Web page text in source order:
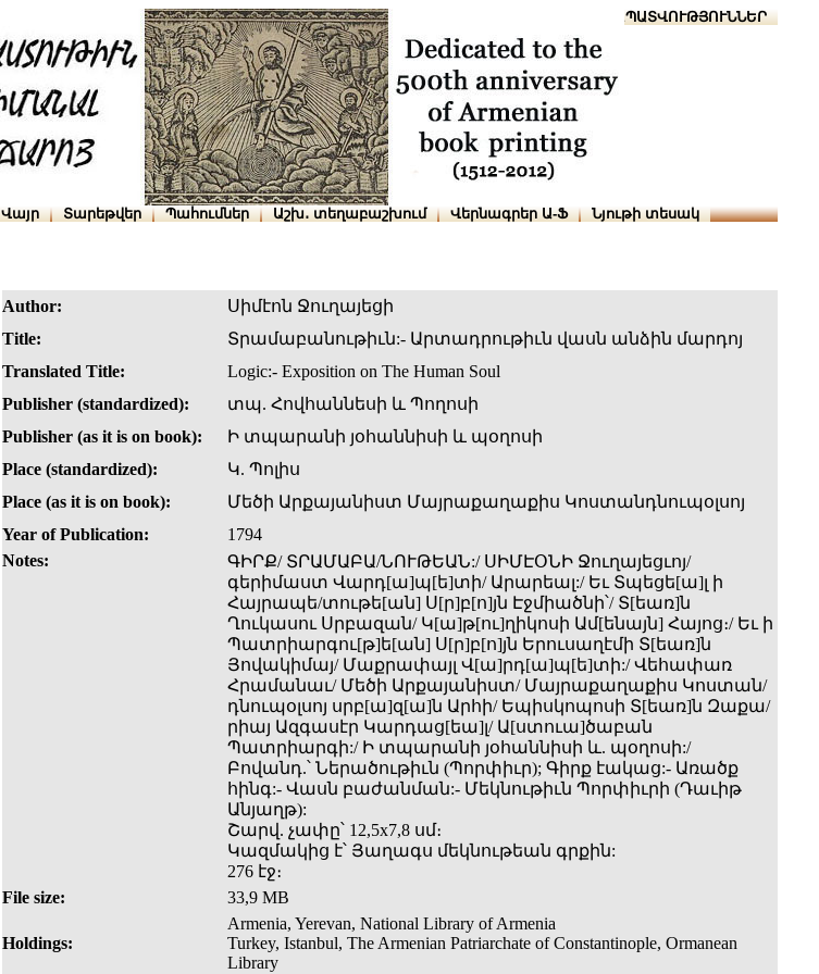
ՆԱԽԱՊԱՏՎՈՒԹՅՈՒՆՆԵՐ
Վայր Տարեթվեր Պահումներ Աշխ․ տեղաբաշխում Վերնագրեր Ա-Ֆ Նյութի տեսակ
Author:
Սիմէոն Ջուղայեցի
Title:
Տրամաբանութիւն:- Արտադրութիւն վասն անձին մարդոյ
Translated Title:
Logic:- Exposition on The Human Soul
Publisher (standardized):
տպ. Հովհաննեսի և Պողոսի
Publisher (as it is on book):
Ի տպարանի յօհաննիսի և պօղոսի
Place (standardized):
Կ. Պոլիս
Place (as it is on book):
Մեծի Արքայանիստ Մայրաքաղաքիս Կոստանդնուպօլսոյ
Year of Publication:
1794
Notes:
ԳԻՐՔ/ ՏՐԱՄԱԲԱ/ՆՈՒԹԵԱՆ:/ ՍԻՄԷՕՆԻ Ջուղայեցւոյ/
գերիմաստ Վարդ[ա]պ[ե]տի/ Արարեալ:/ Եւ Տպեցե[ա]լ ի
Հայրապե/տութե[ան] Ս[ր]բ[ո]յն Էջմիածնի՝/ Տ[եառ]ն
Ղուկասու Սրբազան/ Կ[ա]թ[ու]ղիկոսի Ամ[ենայն] Հայոց։/ Եւ ի
Պատրիարգու[թ]ե[ան] Ս[ր]բ[ո]յն Երուսաղէմի Տ[եառ]ն
Յովակիմայ/ Մաքրափայլ Վ[ա]րդ[ա]պ[ե]տի:/ Վեհափառ
Հրամանաւ/ Մեծի Արքայանիստ/ Մայրաքաղաքիս Կոստան­/
դնուպօլսոյ սրբ[ա]զ[ա]ն Արհի/ Եպիսկոպոսի Տ[եառ]ն Զաքա/
րիայ Ազգասէր Կարդաց[եա]լ/ Ա[ստուա]ծաբան
Պատրիարգի:/ Ի տպարանի յօհաննիսի և. պօղոսի:/
Բովանդ.՝ Ներածութիւն (Պորփիւր); Գիրք էակաց:- Առածք
հինգ:- Վասն բաժանման:- Մեկնութիւն Պորփիւրի (Դաւիթ
Անյաղթ):
Շարվ. չափը՝ 12,5x7,8 սմ։
Կազմակից է՝ Յաղագս մեկնութեան գրքին:
276 էջ։
File size:
33,9 MB
Holdings:
Armenia, Yerevan, National Library of Armenia
Turkey, Istanbul, The Armenian Patriarchate of Constantinople, Ormanean
Library